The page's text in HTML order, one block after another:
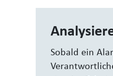
Sobald ein